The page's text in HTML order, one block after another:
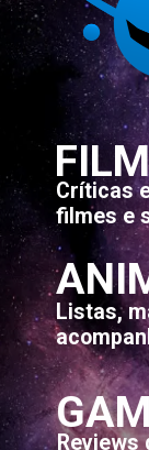
Críticas
filmes e
Listas,
Reviews